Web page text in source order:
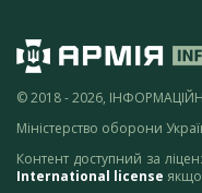
© 2018 - 2026,
Міністерство оборони
Контент доступний за
International license